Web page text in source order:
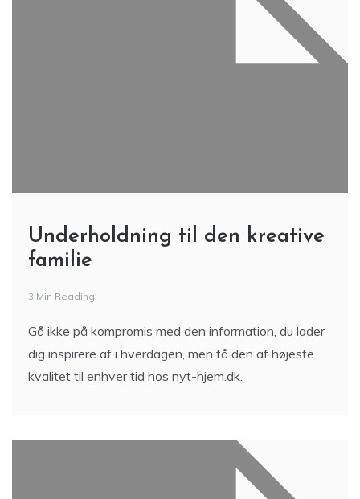
Underholdning til den kreative
familie
3 Min Reading
Gå ikke på kompromis med den information, du lader
dig inspirere af i hverdagen, men få den af højeste
kvalitet til enhver tid hos nyt-hjem.dk.